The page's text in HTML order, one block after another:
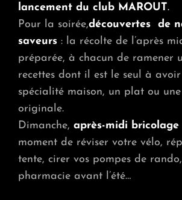
lancement du club MAROUT.
Pour la soirée,découvertes de
saveurs : la récolte de l’après
préparée, à chacun de ramener
recettes dont il est le seul à avoir
spécialité maison, un plat ou une
originale.
Dimanche, après-midi bricolage
moment de réviser votre vélo,
tente, cirer vos pompes de
pharmacie avant l’été…